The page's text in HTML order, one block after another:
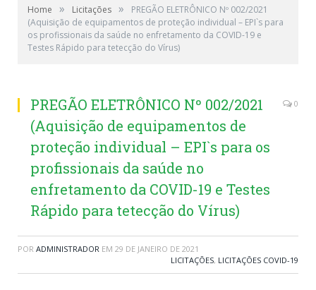
Home » Licitações »
PREGÃO ELETRÔNICO Nº 002/2021
(Aquisição de equipamentos de proteção individual – EPI`s para
os profissionais da saúde no enfretamento da COVID-19 e
Testes Rápido para tetecção do Vírus)
PREGÃO ELETRÔNICO Nº 002/2021
(Aquisição de equipamentos de
proteção individual – EPI`s para os
profissionais da saúde no
enfretamento da COVID-19 e Testes
Rápido para tetecção do Vírus)
0
POR ADMINISTRADOR EM 29 DE JANEIRO DE 2021
LICITAÇÕES, LICITAÇÕES COVID-19